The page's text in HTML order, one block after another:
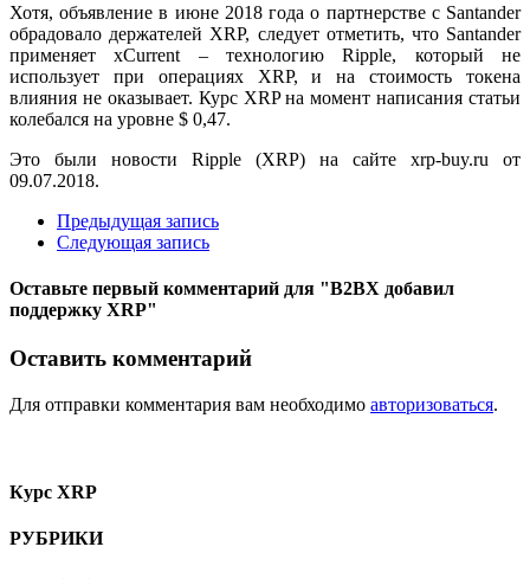
Хотя, объявление в июне 2018 года о партнерстве с Santander
обрадовало держателей XRP, следует отметить, что Santander
применяет xCurrent – технологию Ripple, который не
использует при операциях XRP, и на стоимость токена
влияния не оказывает. Курс XRP на момент написания статьи
колебался на уровне $ 0,47.
Это были новости Ripple (XRP) на сайте xrp-buy.ru от
09.07.2018.
Предыдущая запись
Следующая запись
Оставьте первый комментарий для "B2BX добавил
поддержку XRP"
Оставить комментарий
Для отправки комментария вам необходимо авторизоваться.
Курс XRP
РУБРИКИ